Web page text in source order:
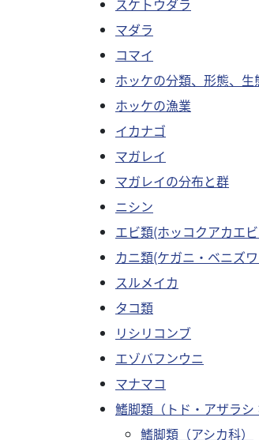
スケトウダラ
マダラ
コマイ
ホッケの分類、形態、
ホッケの漁業
イカナゴ
マガレイ
マガレイの分布と群
ニシン
エビ類(ホッコクアカエ
カニ類(ケガニ・ベニズ
スルメイカ
タコ類
リシリコンブ
エゾバフンウニ
マナマコ
鰭脚類（トド・アザラシ
鰭脚類（アシカ科）